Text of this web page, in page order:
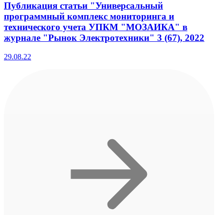
Публикация статьи "Универсальный
программный комплекс мониторинга и
технического учета УПКМ "МОЗАИКА" в
журнале "Рынок Электротехники" 3 (67), 2022
29.08.22